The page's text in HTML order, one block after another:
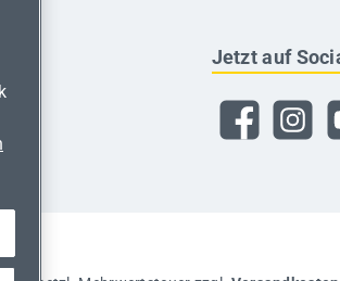
Jetzt auf
Facebook